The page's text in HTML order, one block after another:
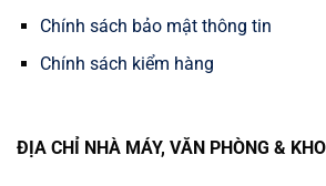
Chính sách bảo mật thông tin
Chính sách kiểm hàng
ĐỊA CHỈ NHÀ MÁY, VĂN PHÒNG & KHO